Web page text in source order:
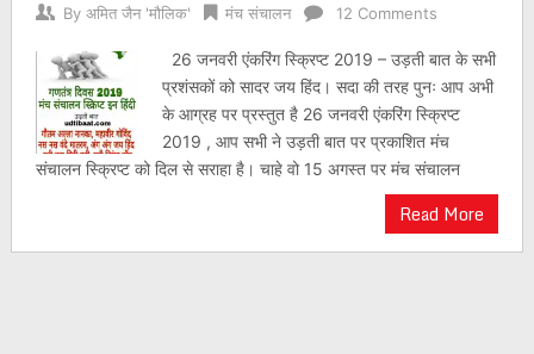
By अमित जैन 'मौलिक' मंच संचालन 12 Comments
26 जनवरी एंकरिंग स्क्रिप्ट 2019 – उड़ती बात के सभी
प्रशंसकों को सादर जय हिंद। सदा की तरह पुनः आप अभी
के आग्रह पर प्रस्तुत है 26 जनवरी एंकरिंग स्क्रिप्ट
2019 , आप सभी ने उड़ती बात पर प्रकाशित मंच
संचालन स्क्रिप्ट को दिल से सराहा है। चाहे वो 15 अगस्त पर मंच संचालन
Read More